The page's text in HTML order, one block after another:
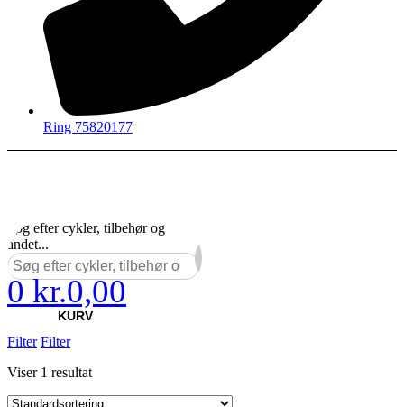
Ring 75820177
Søg efter cykler, tilbehør og
andet...
×
0 kr.0,00
KURV
Filter Filter
Viser 1 resultat